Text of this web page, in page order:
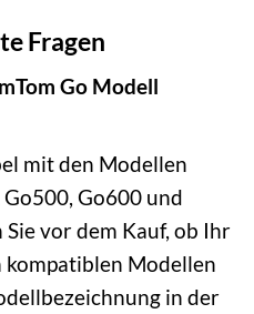
Fragen
Go Modell
mit den Modellen
Go600 und
vor dem Kauf, ob Ihr
kompatiblen Modellen
in der